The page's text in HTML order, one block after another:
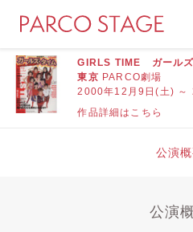
GIRLS TIME ガールズ
東京 PARCO劇場
2000年12月9日(土) ～
作品詳細はこちら
公演
公演